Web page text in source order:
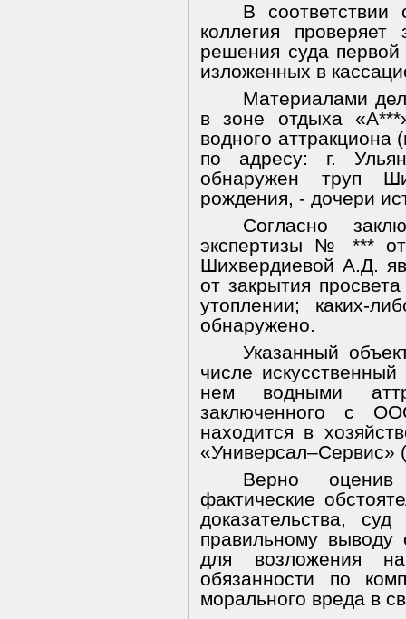
В
коллегия проверяет
решения суда
изложенных в
Материалами
в зоне отдыха
водного аттракциона
по адресу: г.
обнаружен труп
рождения, - дочери
Согласно
экспертизы № *** от
Шихвердиевой А.Д.
от закрытия
утоплении; каких-
обнаружено.
Указанный
числе
нем водными
заключенного с
находится в
«Универсал–Сервис»
Верно
фактические
доказательства,
правильному
для возложения
обязанности по
морального вреда в